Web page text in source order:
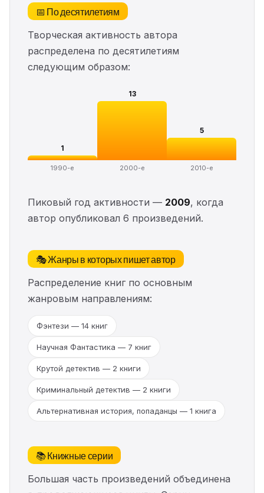
📅 По десятилетиям
Творческая активность автора
распределена по десятилетиям
следующим образом:
1
1990-е
13
2000-е
5
2010-е
Пиковый год активности — 2009, когда
автор опубликовал 6 произведений.
🎭 Жанры в которых пишет автор
Распределение книг по основным
жанровым направлениям:
Фэнтези — 14 книг
Научная Фантастика — 7 книг
Крутой детектив — 2 книги
Криминальный детектив — 2 книги
Альтернативная история, попаданцы — 1 книга
📚 Книжные серии
Большая часть произведений объединена